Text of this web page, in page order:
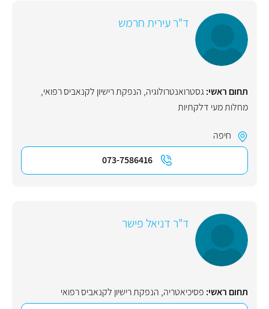
ד"ר עירית חרמש
תחום ראשי: גסטרואנטרולוגיה, הנפקת רישיון לקנאביס רפואי,
מחלות מעי דלקתיות
חיפה
073-7586416
ד"ר דניאל פישר
תחום ראשי: פסיכיאטריה, הנפקת רישיון לקנאביס רפואי